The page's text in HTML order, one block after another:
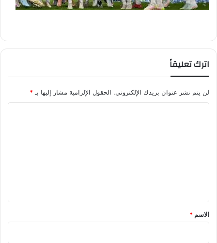
اترك تعليقاً
لن يتم نشر عنوان بريدك الإلكتروني. الحقول الإلزامية مشار إليها بـ *
*
الاسم *